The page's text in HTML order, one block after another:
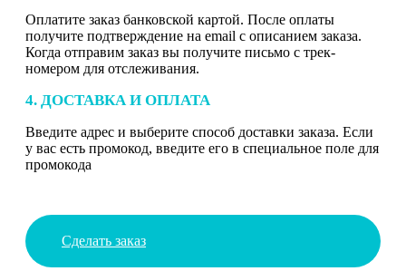
Оплатите заказ банковской картой. После оплаты
получите подтверждение на email с описанием заказа.
Когда отправим заказ вы получите письмо с трек-
номером для отслеживания.
4. ДОСТАВКА И ОПЛАТА
Введите адрес и выберите способ доставки заказа. Если
у вас есть промокод, введите его в специальное поле для
промокода
Сделать заказ